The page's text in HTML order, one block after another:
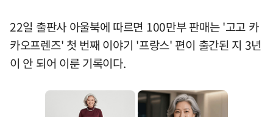
22일 출판사 아울북에 따르면 100만부 판매는 '고고 카
카오프렌즈' 첫 번째 이야기 '프랑스' 편이 출간된 지 3년
이 안 되어 이룬 기록이다.